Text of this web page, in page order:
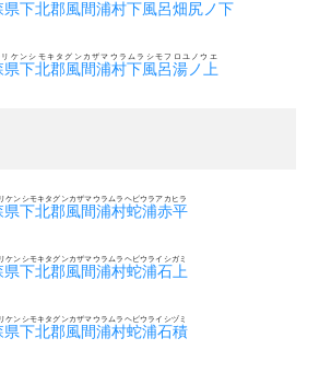
県下北郡風間浦村下風呂畑尻ノ下
県下北郡風間浦村下風呂湯ノ上
リケンシモキタグンカザマウラムラシモフロユノウエ
県下北郡風間浦村蛇浦赤平
ケンシモキタグンカザマウラムラヘビウラアカヒラ
県下北郡風間浦村蛇浦石上
ケンシモキタグンカザマウラムラヘビウライシガミ
県下北郡風間浦村蛇浦石積
ケンシモキタグンカザマウラムラヘビウライシヅミ